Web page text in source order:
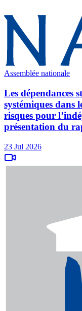
Assemblée nationale
Les dépendances
systémiques dans
risques pour
présentation du
23 Jul 2026